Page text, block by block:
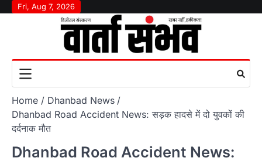
SkipFri, Aug 7, 2026
Home
Dhanbad News
Dhanbad Road Accident News: सड़क हादसे में दो युवकों की
दर्दनाक मौत
Dhanbad Road Accident News: